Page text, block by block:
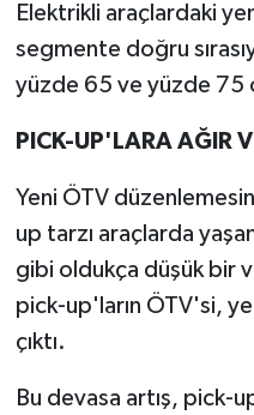
Elektrikli araçlardaki
segmente doğru
yüzde 65 ve yüzde 75
PICK-UP'LARA AĞIR
Yeni ÖTV
up tarzı araçlarda
gibi oldukça düşük bir
pick-up'ların ÖTV'si,
çıktı.
Bu devasa artış, pick-